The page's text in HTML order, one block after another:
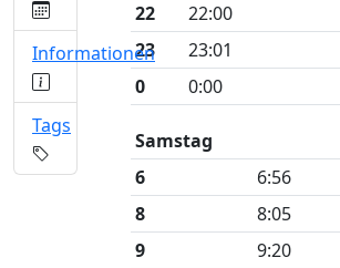
22
22:00
23
23:01
0
0:00
Samstag
6
6:56
8
8:05
9
9:20
Informationen
Tags